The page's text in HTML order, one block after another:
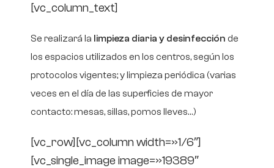
[vc_column_text]
Se realizará la limpieza diaria y desinfección de
los espacios utilizados en los centros, según los
protocolos vigentes; y limpieza periódica (varias
veces en el día de las superficies de mayor
contacto: mesas, sillas, pomos lleves…)
[vc_row][vc_column width=»1/6″]
[vc_single_image image=»19389″